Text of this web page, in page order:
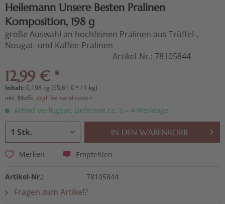
Heilemann Unsere Besten Pralinen
Komposition, 198 g
große Auswahl an hochfeinen Pralinen aus Trüffel-,
Nougat- und Kaffee-Pralinen
Artikel-Nr.: 78105844
12,99 € *
Inhalt:0.198 kg (65,61 € * / 1 kg)
inkl. MwSt. zzgl. Versandkosten
Artikel verfügbar, Lieferzeit ca. 3 – 4 Werktage
IN DEN WARENKORB
Merken Empfehlen
Artikel-Nr.: 78105844
Fragen zum Artikel?